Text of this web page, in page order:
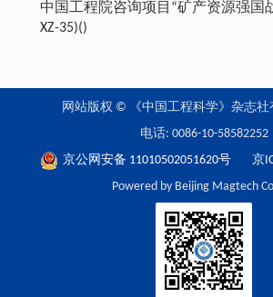
中国工程院咨询项目“矿产资源强国
XZ-35)()
网站版权 © 《中国工程科学》杂志社
电话: 0086-10-58582252
京公网安备 11010502051620号
京
Powered by Beijing Magtech